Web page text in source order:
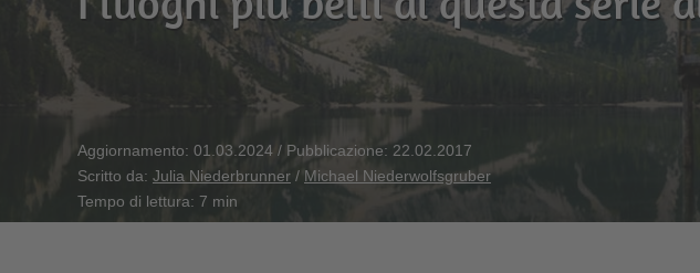
Aggiornamento: 01.03.2024 / Pubblicazione: 22.02.2017
Scritto da: Julia Niederbrunner / Michael Niederwolfsgruber
Tempo di lettura: 7 min